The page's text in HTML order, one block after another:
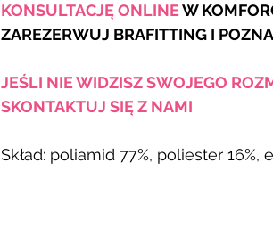
KONSULTACJĘ ONLINEW
ZAREZERWUJ BRAFITTING I
JEŚLI NIE WIDZISZ SWOJEGO
SKONTAKTUJ SIĘ Z NAMI
Skład: poliamid 77%, poliester 16%,